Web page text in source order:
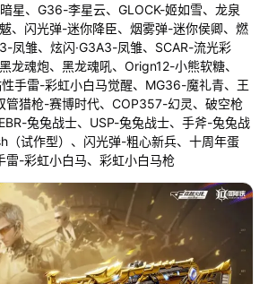
星、G36-李星云、GLOCK-姬如雪、龙泉
、闪光弹-迷你降臣、烟雾弹-迷你侯卿、燃
凤雏、炫闪·G3A3-凤雏、SCAR-流光彩
龙魂炮、黑龙魂吼、Orign12-小熊软糖、
手雷-彩虹小白马觉醒、MG36-魔礼青、王
管猎枪-赛博时代、COP357-幻灵、破空枪
兔兔战士、USP-兔兔战士、手斧-兔兔战
（试作型）、闪光弹-粗心新兵、十周年蛋
雷-彩虹小白马、彩虹小白马枪